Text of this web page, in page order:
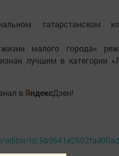
татарстанском
малого города»
лучшим в категории
в ЯндексДзен!
editor/id/